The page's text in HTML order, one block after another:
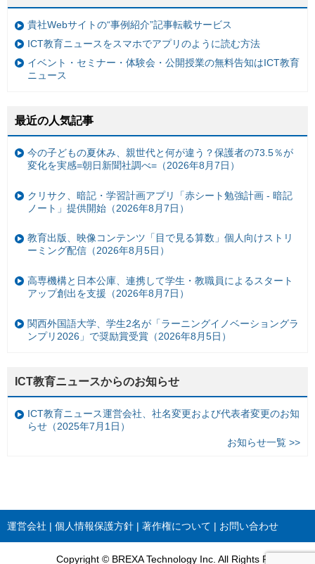
貴社Webサイトの“事例紹介”記事転載サービス
ICT教育ニュースをスマホでアプリのように読む方法
イベント・セミナー・体験会・公開授業の無料告知はICT教育
ニュース
最近の人気記事
今の子どもの夏休み、親世代と何が違う？保護者の73.5％が
変化を実感=朝日新聞社調べ=（2026年8月7日）
クリサク、暗記・学習計画アプリ「赤シート勉強計画 - 暗記
ノート」提供開始（2026年8月7日）
教育出版、映像コンテンツ「目で見る算数」個人向けストリ
ーミング配信（2026年8月5日）
高専機構と日本公庫、連携して学生・教職員によるスタート
アップ創出を支援（2026年8月7日）
関西外国語大学、学生2名が「ラーニングイノベーショングラ
ンプリ2026」で奨励賞受賞（2026年8月5日）
ICT教育ニュースからのお知らせ
ICT教育ニュース運営会社、社名変更および代表者変更のお知
らせ（2025年7月1日）
お知らせ一覧 >>
運営会社 個人情報保護方針 著作権について お問い合わせ
Copyright © BREXA Technology Inc. All Rights Reserved.